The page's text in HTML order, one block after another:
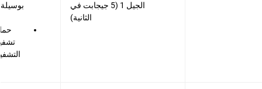
الجيل 1 (5 جيجابت في
الثانية)